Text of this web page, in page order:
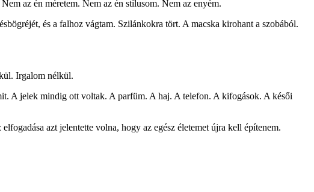
az én méretem. Nem az én stílusom. Nem az enyém.
és a falhoz vágtam. Szilánkokra tört. A macska kirohant a szobából.
Irgalom nélkül.
A jelek mindig ott voltak. A parfüm. A haj. A telefon. A kifogások. A késői
azt jelentette volna, hogy az egész életemet újra kell építenem.